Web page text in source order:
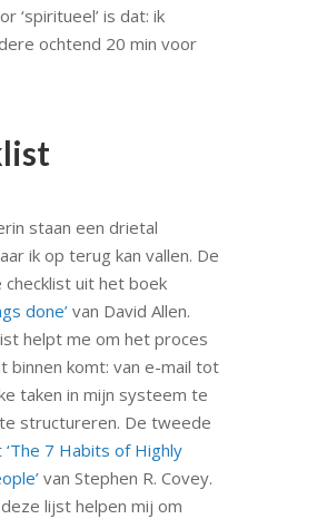
‘spiritueel’ is dat: ik
ochtend 20 min voor
staan een drietal
ik op terug kan vallen. De
uit het boek
done’van David Allen.
helpt me om het proces
binnen komt: van e-mail tot
taken in mijn systeem te
te structureren. De tweede
‘The 7 Habits of Highly
van Stephen R. Covey.
lijst helpen mij om